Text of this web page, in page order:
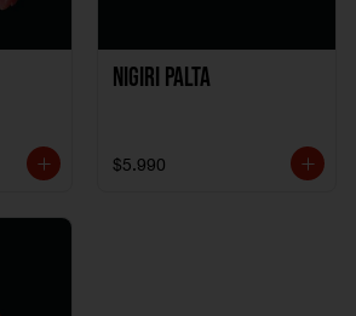
Nigiri Palta
$5.990